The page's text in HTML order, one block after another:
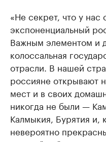
«Не секрет, что у нас
экспоненциальный
Важным элементом и
колоссальная
отрасли. В нашей
россияне открывают
мест и в своих
никогда не были —
Калмыкия, Бурятия и,
невероятно